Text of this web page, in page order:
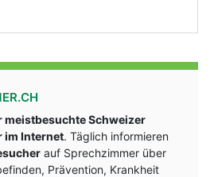
meistbesuchte Schweizer
im Internet. Täglich informieren
auf Sprechzimmer über
Prävention, Krankheit